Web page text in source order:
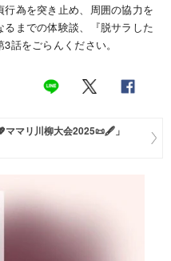
為を突き止め、周囲の協力を
までの体験談、『脱サラした
話をごらんください。
ママリ川柳大会2025📜🖋️」